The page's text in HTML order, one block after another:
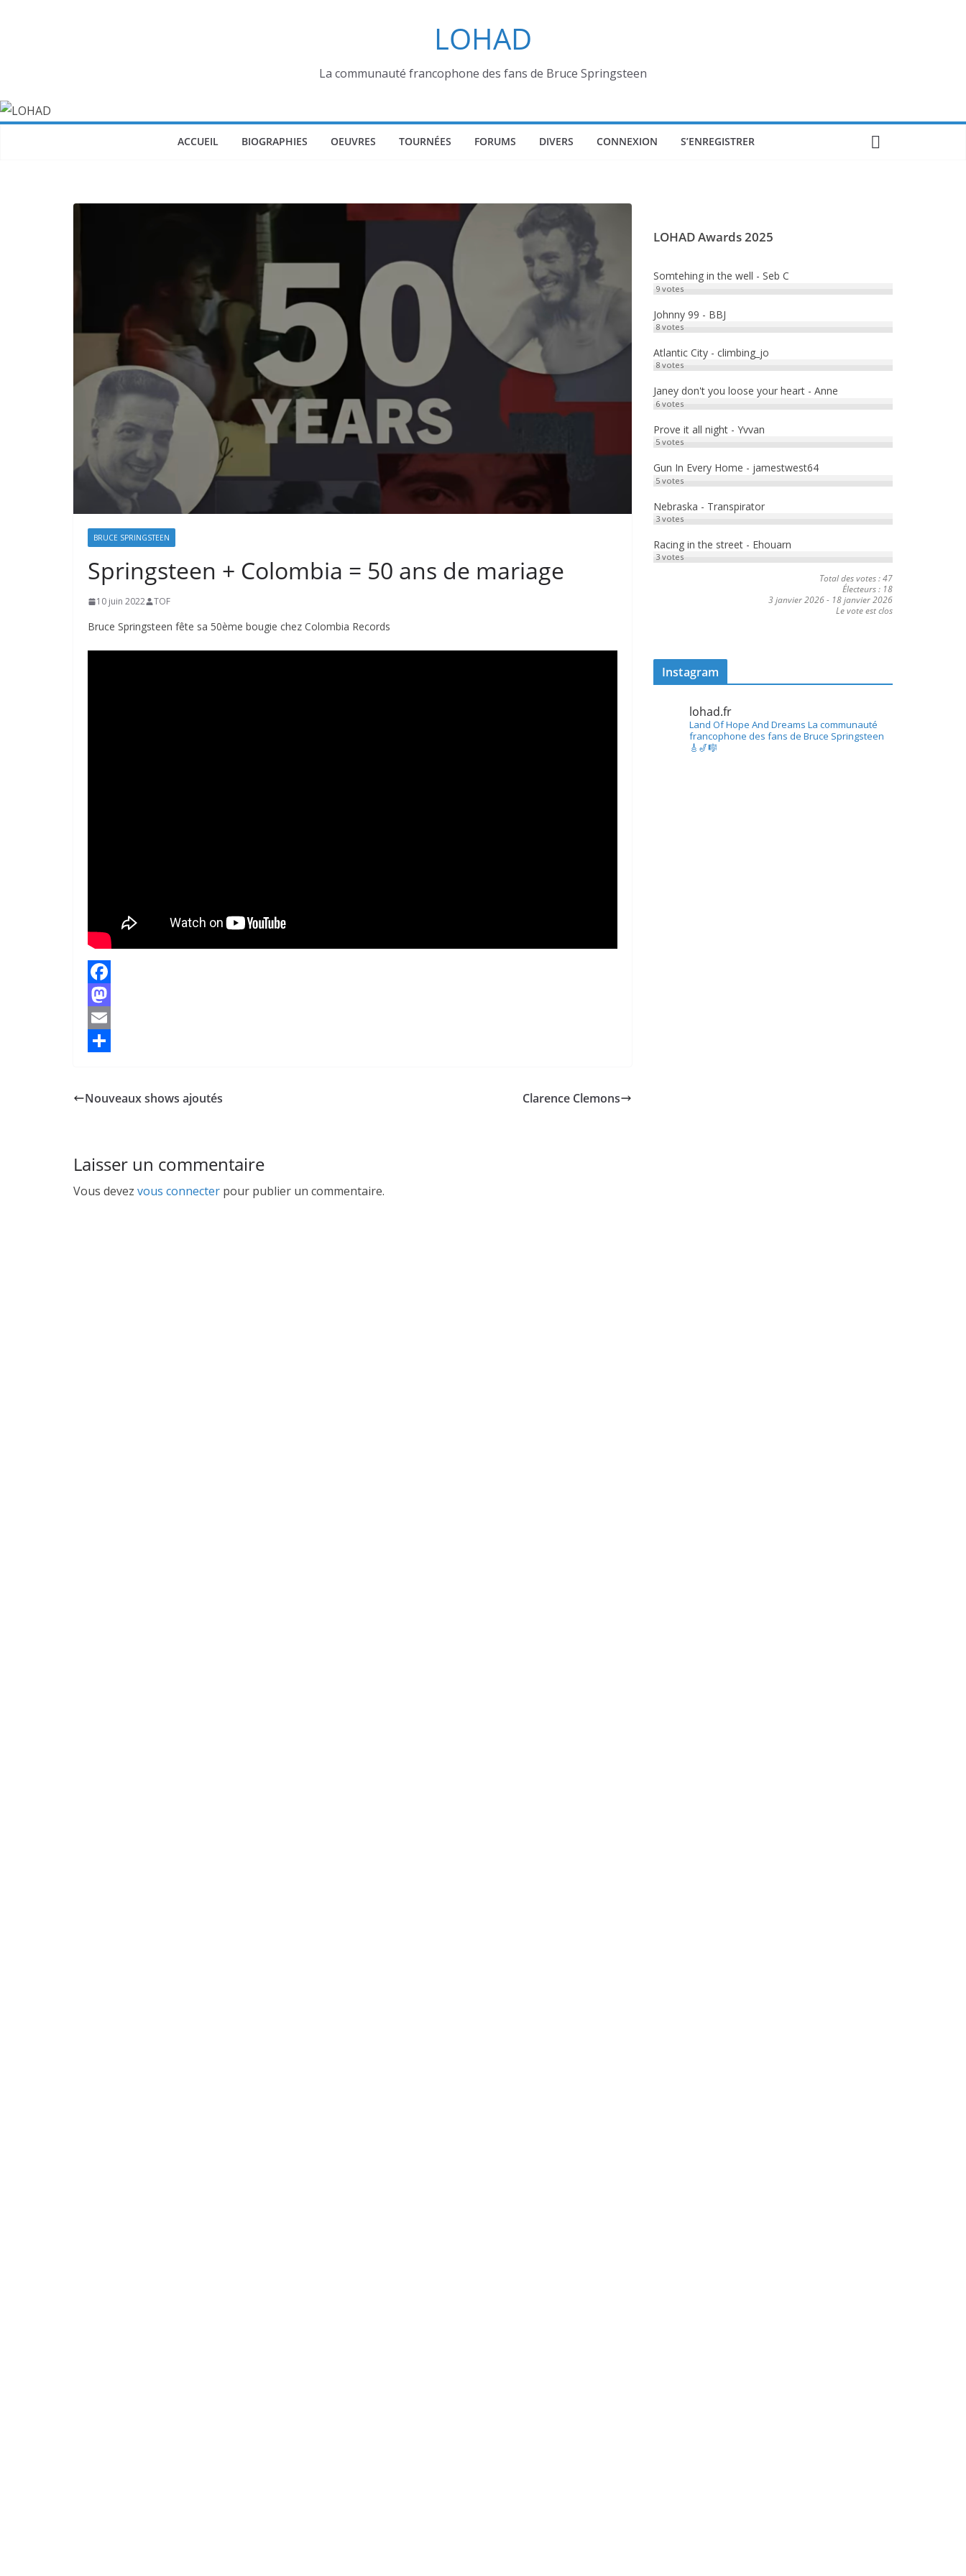
LOHAD
La communauté francophone des fans de Bruce Springsteen
ACCUEIL BIOGRAPHIES OEUVRES TOURNÉES FORUMS DIVERS CONNEXION S’ENREGISTRER
BRUCE SPRINGSTEEN
Springsteen + Colombia = 50 ans de mariage
10 juin 2022 TOF
Bruce Springsteen fête sa 50ème bougie chez Colombia Records
F
a
k
M
a
o
E
a
Nouveaux shows ajoutés Clarence Clemons
Laisser un commentaire
Vous devez vous connecter pour publier un commentaire.
LOHAD Awards 2025
Somtehing in the well - Seb C
9votes
Johnny 99 - BBJ
8votes
Atlantic City - climbing_jo
8votes
Janey don't you loose your heart - Anne
6votes
Prove it all night - Yvvan
5votes
Gun In Every Home - jamestwest64
5votes
Nebraska - Transpirator
3votes
Racing in the street - Ehouarn
3votes
Total des votes : 47
Électeurs : 18
3 janvier 2026- 18 janvier 2026
Le vote est clos
Instagram
lohad.fr
Land Of Hope And Dreams La communauté
francophone des fans de Bruce Springsteen
🎸🎷🎼